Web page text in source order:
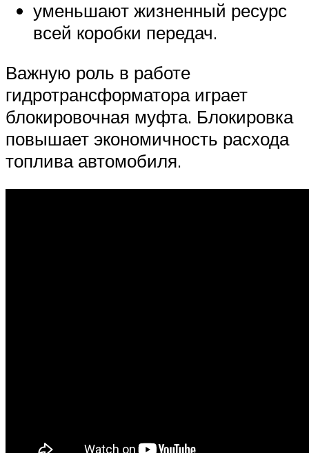
уменьшают жизненный ресурс
всей коробки передач.
Важную роль в работе
гидротрансформатора играет
блокировочная муфта. Блокировка
повышает экономичность расхода
топлива автомобиля.